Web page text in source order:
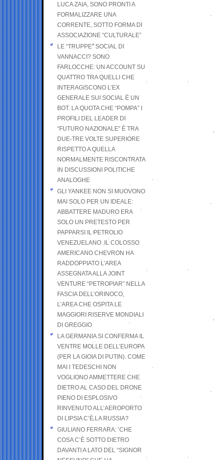
LUCA ZAIA, SONO PRONTI A
FORMALIZZARE UNA
CORRENTE, SOTTO FORMA DI
ASSOCIAZIONE “CULTURALE”
LE “TRUPPE” SOCIAL DI
VANNACCI? SONO
FARLOCCHE: UN ACCOUNT SU
QUATTRO TRA QUELLI CHE
INTERAGISCONO L’EX
GENERALE SUI SOCIAL È UN
BOT. LA QUOTA CHE “POMPA” I
PROFILI DEL LEADER DI
“FUTURO NAZIONALE” È TRA
DUE-TRE VOLTE SUPERIORE
RISPETTO A QUELLA
NORMALMENTE RISCONTRATA
IN DISCUSSIONI POLITICHE
ANALOGHE
GLI YANKEE NON SI MUOVONO
MAI SOLO PER UN IDEALE:
ABBATTERE MADURO ERA
SOLO UN PRETESTO PER
PAPPARSI IL PETROLIO
VENEZUELANO .IL COLOSSO
AMERICANO CHEVRON HA
RADDOPPIATO L’AREA
ASSEGNATA ALLA JOINT
VENTURE “PETROPIAR” NELLA
FASCIA DELL’ORINOCO,
L’AREA CHE OSPITA LE
MAGGIORI RISERVE MONDIALI
DI GREGGIO
LA GERMANIA SI CONFERMA IL
VENTRE MOLLE DELL’EUROPA
(PER LA GIOIA DI PUTIN). COME
MAI I TEDESCHI NON
VOGLIONO AMMETTERE CHE
DIETRO AL CASO DEL DRONE
PIENO DI ESPLOSIVO
RINVENUTO ALL’AEROPORTO
DI LIPSIA C’È LA RUSSIA?
GIULIANO FERRARA: ’CHE
COSA C’È SOTTO DIETRO
DAVANTI A LATO DEL “SIGNOR